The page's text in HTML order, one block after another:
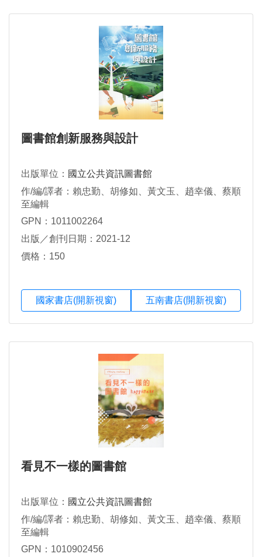
圖書館創新服務與設計
出版單位： 國立公共資訊圖書館
作/編/譯者：賴忠勤、胡修如、黃文玉、趙幸儀、蔡順
至編輯
GPN：1011002264
出版／創刊日期：2021-12
價格：150
國家書店(開新視窗) 五南書店(開新視窗)
看見不一樣的圖書館
出版單位： 國立公共資訊圖書館
作/編/譯者：賴忠勤、胡修如、黃文玉、趙幸儀、蔡順
至編輯
GPN：1010902456